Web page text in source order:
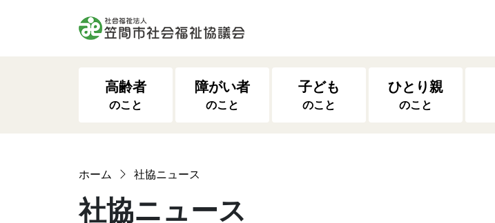
高齢者
のこと
障がい者
のこと
子ども
のこと
ひとり親
のこと
ホーム 社協ニュース
社協ニュース